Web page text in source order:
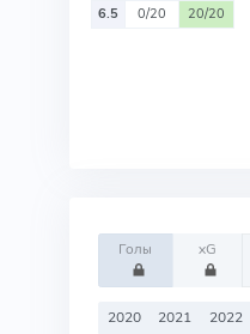
6.5
0/20 20/20
Голы xG
2020 2021 2022